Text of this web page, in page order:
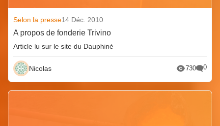
Selon la presse14 Déc. 2010
A propos de fonderie Trivino
Article lu sur le site du Dauphiné
Nicolas 730 0